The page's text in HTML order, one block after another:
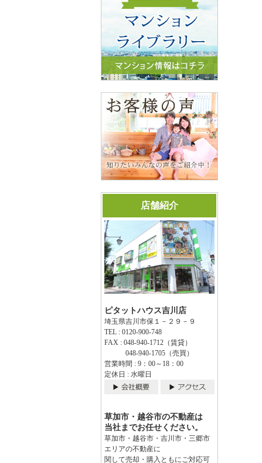
店舗紹介
ピタットハウス吉川店
埼玉県吉川市保１－２９－９
TEL : 0120-900-748
FAX : 048-940-1712（賃貸）
048-940-1705（売買）
営業時間 : 9：00～18：00
定休日 : 水曜日
草加市・越谷市の不動産は
当社までお任せください。
草加市・越谷市・吉川市・三郷市
エリアの不動産に
関して売却・購入ともにご対応可